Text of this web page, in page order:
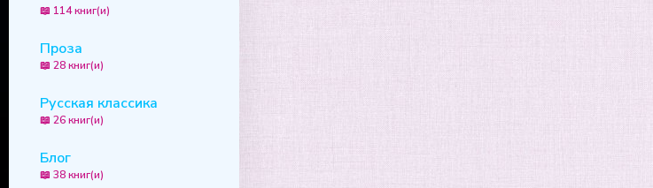
📖 114 книг(и)
Проза
📖 28 книг(и)
Русская классика
📖 26 книг(и)
Блог
📖 38 книг(и)